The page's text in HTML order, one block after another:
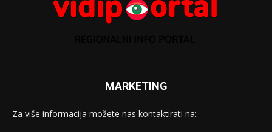
MARKETING
Za više informacija možete nas kontaktirati na: